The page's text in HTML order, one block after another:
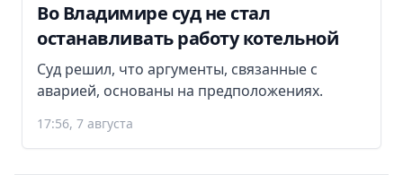
Во Владимире суд не стал
останавливать работу котельной
Суд решил, что аргументы, связанные с
аварией, основаны на предположениях.
17:56, 7 августа